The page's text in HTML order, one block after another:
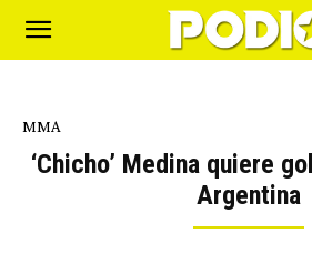
MMA
‘Chicho’ Medina quiere
Argentina